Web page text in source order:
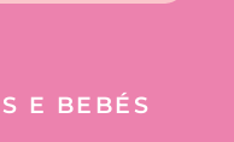
E BEBÉS